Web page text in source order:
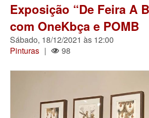
Exposição “De Feira A
com OneKbça e POMB
Sábado, 18/12/2021 às 12:00
Pinturas | 98